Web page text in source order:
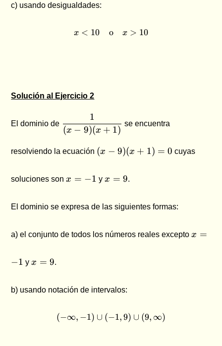
c) usando desigualdades:
x \lt 10 \quad \text{o}
x < 10 o x > 10
Solución al Ejercicio 2
El dominio de
\dfrac{1}
{(x-9)
(x+1)}
(x − 9)(x + 1)
1
se encuentra
resolviendo la ecuación (x+1)
(x − 9)(x + 1) = 0 cuyas
soluciones son=
x = −1 y=
x = 9.
El dominio se expresa de las siguientes formas:
a) el conjunto de todos los números reales excepto=
x =
−1 y=
x = 9.
b) usando notación de intervalos:
(-\infty , -1) \cup (-1, 9)
(−∞, −1) ∪ (−1,9) ∪ (9, ∞)